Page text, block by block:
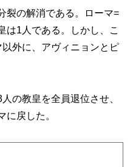
裂の解消である。ローマ=
は1人である。しかし、こ
外に、アヴィニョンとピ
の教皇を全員退位させ、
に戻した。